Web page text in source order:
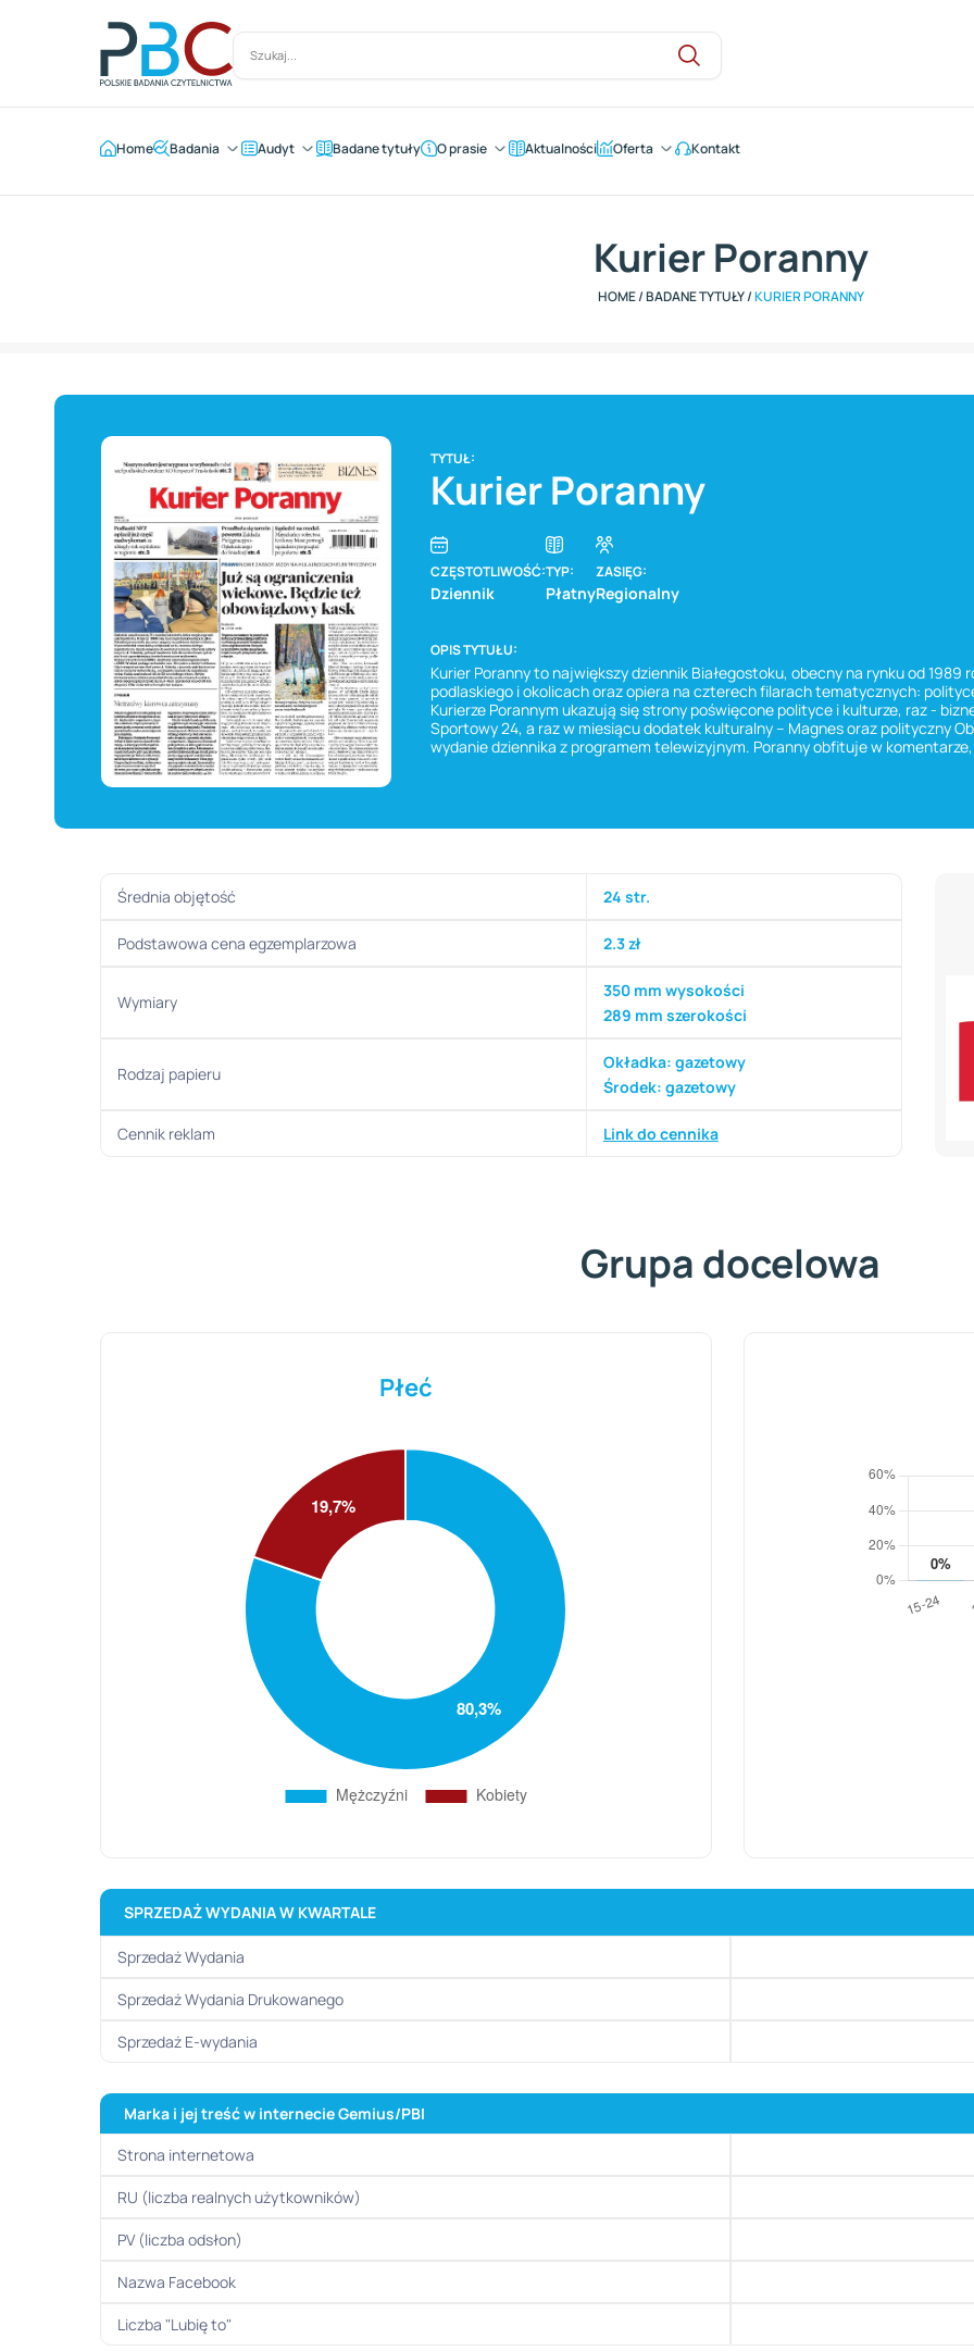
Home Badania Audyt Badane tytuły O prasie Aktualności Oferta Kontakt
Kurier Poranny
HOME/BADANE TYTUŁY/KURIER PORANNY
TYTUŁ:
Kurier Poranny
CZĘSTOTLIWOŚĆ:
Dziennik
TYP:
Płatny
ZASIĘG:
Regionalny
OPIS TYTUŁU:
Kurier Poranny to największy dziennik Białegostoku, obecny na rynku od
podlaskiego i okolicach oraz opiera na czterech filarach tematycznych:
Kurierze Porannym ukazują się strony poświęcone polityce i kulturze, raz -
Sportowy 24, a raz w miesiącu dodatek kulturalny – Magnes oraz polityczny
wydanie dziennika z programem telewizyjnym. Poranny obfituje w
Średnia objętość 24 str.
Podstawowa cena egzemplarzowa 2.3 zł
Wymiary
350 mm wysokości
289 mm szerokości
Rodzaj papieru
Okładka: gazetowy
Środek: gazetowy
Cennik reklam Link do cennika
Grupa docelowa
Płeć
SPRZEDAŻ WYDANIA W KWARTALE
Sprzedaż Wydania
Sprzedaż Wydania Drukowanego
Sprzedaż E-wydania
Marka i jej treść w internecieGemius/PBI
Strona internetowa
RU (liczba realnych użytkowników)
PV (liczba odsłon)
Nazwa Facebook
Liczba "Lubię to"